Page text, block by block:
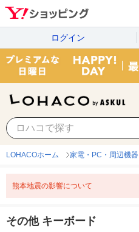
ログイン
その他 キーボード
LOHACOホーム 家電・PC・周辺機器
熊本地震の影響について
その他 キーボード